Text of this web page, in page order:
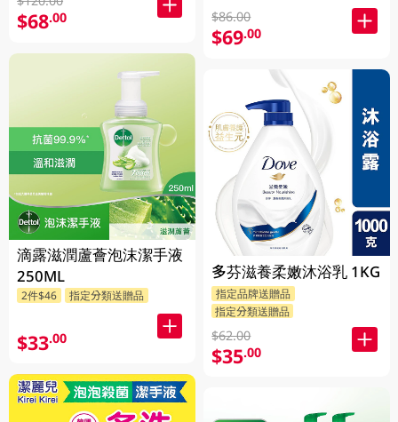
$68.00
滴露滋潤蘆薈泡沫潔手液
250ML
2件$46 指定分類送贈品
$33.00
$86.00
$69.00
多芬滋養柔嫩沐浴乳 1KG
指定品牌送贈品
指定分類送贈品
$62.00
$35.00